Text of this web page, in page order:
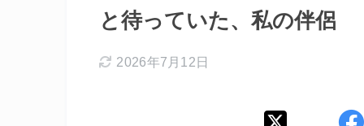
と待っていた、私の伴侶
2026年7月12日